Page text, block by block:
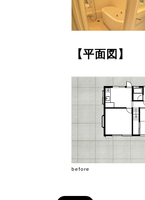
【平面図】
before